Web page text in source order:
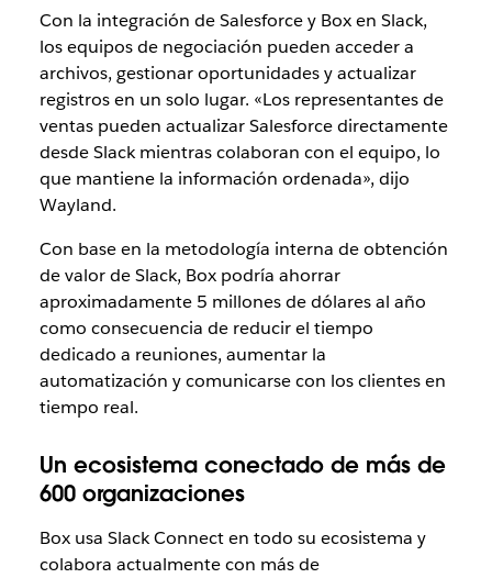
Con la integración de Salesforce y Box en Slack,
los equipos de negociación pueden acceder a
archivos, gestionar oportunidades y actualizar
registros en un solo lugar. «Los representantes de
ventas pueden actualizar Salesforce directamente
desde Slack mientras colaboran con el equipo, lo
que mantiene la información ordenada», dijo
Wayland.
Con base en la metodología interna de obtención
de valor de Slack, Box podría ahorrar
aproximadamente 5 millones de dólares al año
como consecuencia de reducir el tiempo
dedicado a reuniones, aumentar la
automatización y comunicarse con los clientes en
tiempo real.
Un ecosistema conectado de más de
600 organizaciones
Box usa Slack Connect en todo su ecosistema y
colabora actualmente con más de